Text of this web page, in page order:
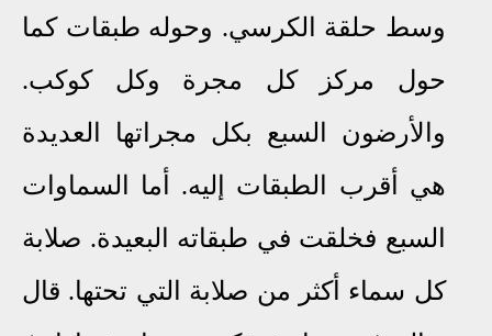
وسط حلقة الكرسي. وحوله طبقات كما
حول مركز كل مجرة وكل كوكب.
والأرضون السبع بكل مجراتها العديدة
هي أقرب الطبقات إليه. أما السماوات
السبع فخلقت في طبقاته البعيدة. صلابة
كل سماء أكثر من صلابة التي تحتها. قال